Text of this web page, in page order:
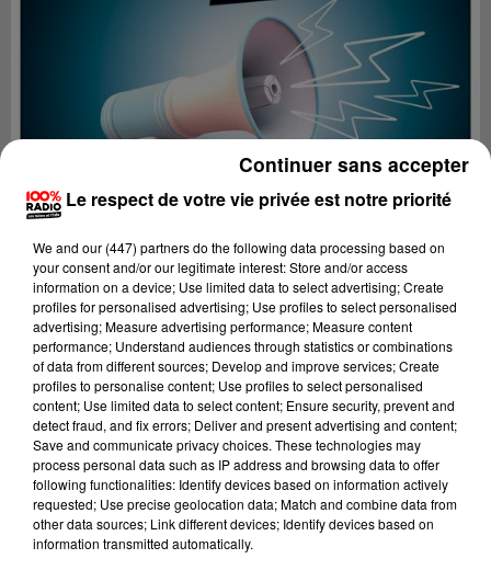
Lecture (4 min 10 sec)
100%
100% Radio les infos des Hautes-Pyrénées
Le respect de votre vie privée est notre priorité
We and our (447) partnersdo the following data processing based on
your consent and/or our legitimate interest: Store and/or access
information on a device; Use limited data to select advertising; Create
profiles for personalised advertising; Use profiles to select personalised
advertising; Measure advertising performance; Measure content
performance; Understand audiences through statistics or combinations
of data from different sources; Develop and improve services; Create
profiles to personalise content; Use profiles to select personalised
content; Use limited data to select content; Ensure security, prevent and
detect fraud, and fix errors; Deliver and present advertising and content;
Save and communicate privacy choices. These technologies may
process personal data such as IP address and browsing data to offer
following functionalities: Identify devices based on information actively
requested; Use precise geolocation data; Match and combine data from
other data sources; Link different devices; Identify devices based on
information transmitted automatically.
Continuer sans accepter